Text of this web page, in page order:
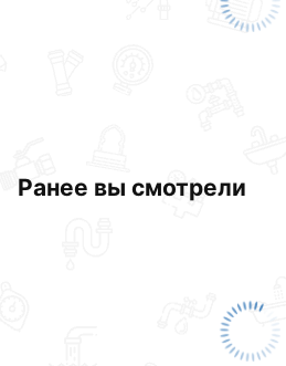
Ранее вы смотрели